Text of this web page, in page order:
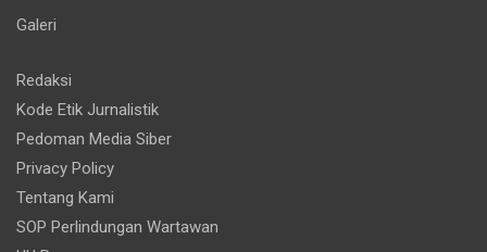
Galeri
Redaksi
Kode Etik Jurnalistik
Pedoman Media Siber
Privacy Policy
Tentang Kami
SOP Perlindungan Wartawan